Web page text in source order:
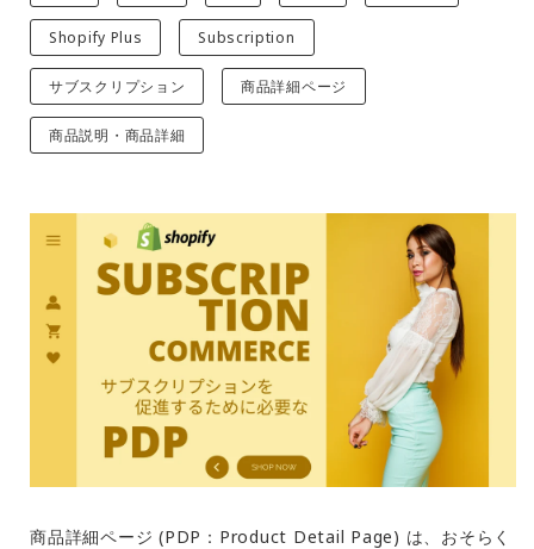
Shopify Plus Subscription
サブスクリプション 商品詳細ページ
商品説明・商品詳細
商品詳細ページ (PDP：Product Detail Page) は、おそらく